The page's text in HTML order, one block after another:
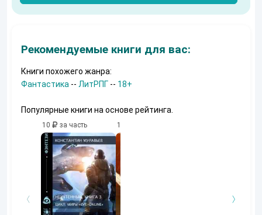
Рекомендуемые книги для вас:
Книги похожего жанра:
Фантастика -- ЛитРПГ -- 18+
Популярные книги на основе рейтинга.
10 за часть 10